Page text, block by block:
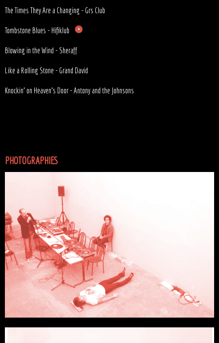
The Times They Are a Changing - Grs Club
Tombstone Blues - Hifiklub
Blowing in the Wind - Sheraff
Like a Rolling Stone - Grand David
Knockin' on Heaven's Door - Antony and the Johnsons
PHOTOGRAPHIES